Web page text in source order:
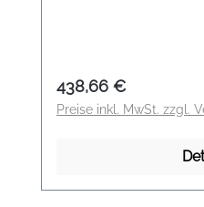
ausgestellt
Pullover Farbe: pure
Schurwolle, 9%
Regulärer Preis:
438,66 €
Preise inkl. MwSt. zzgl.